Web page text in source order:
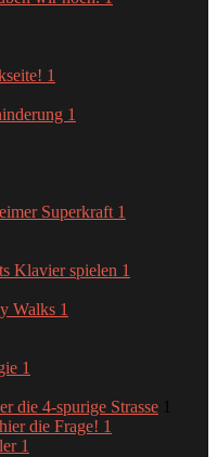
1
1
Superkraft 1
Klavier spielen 1
Walks 1
1
die 4-spurige Strasse 1
die Frage! 1
1